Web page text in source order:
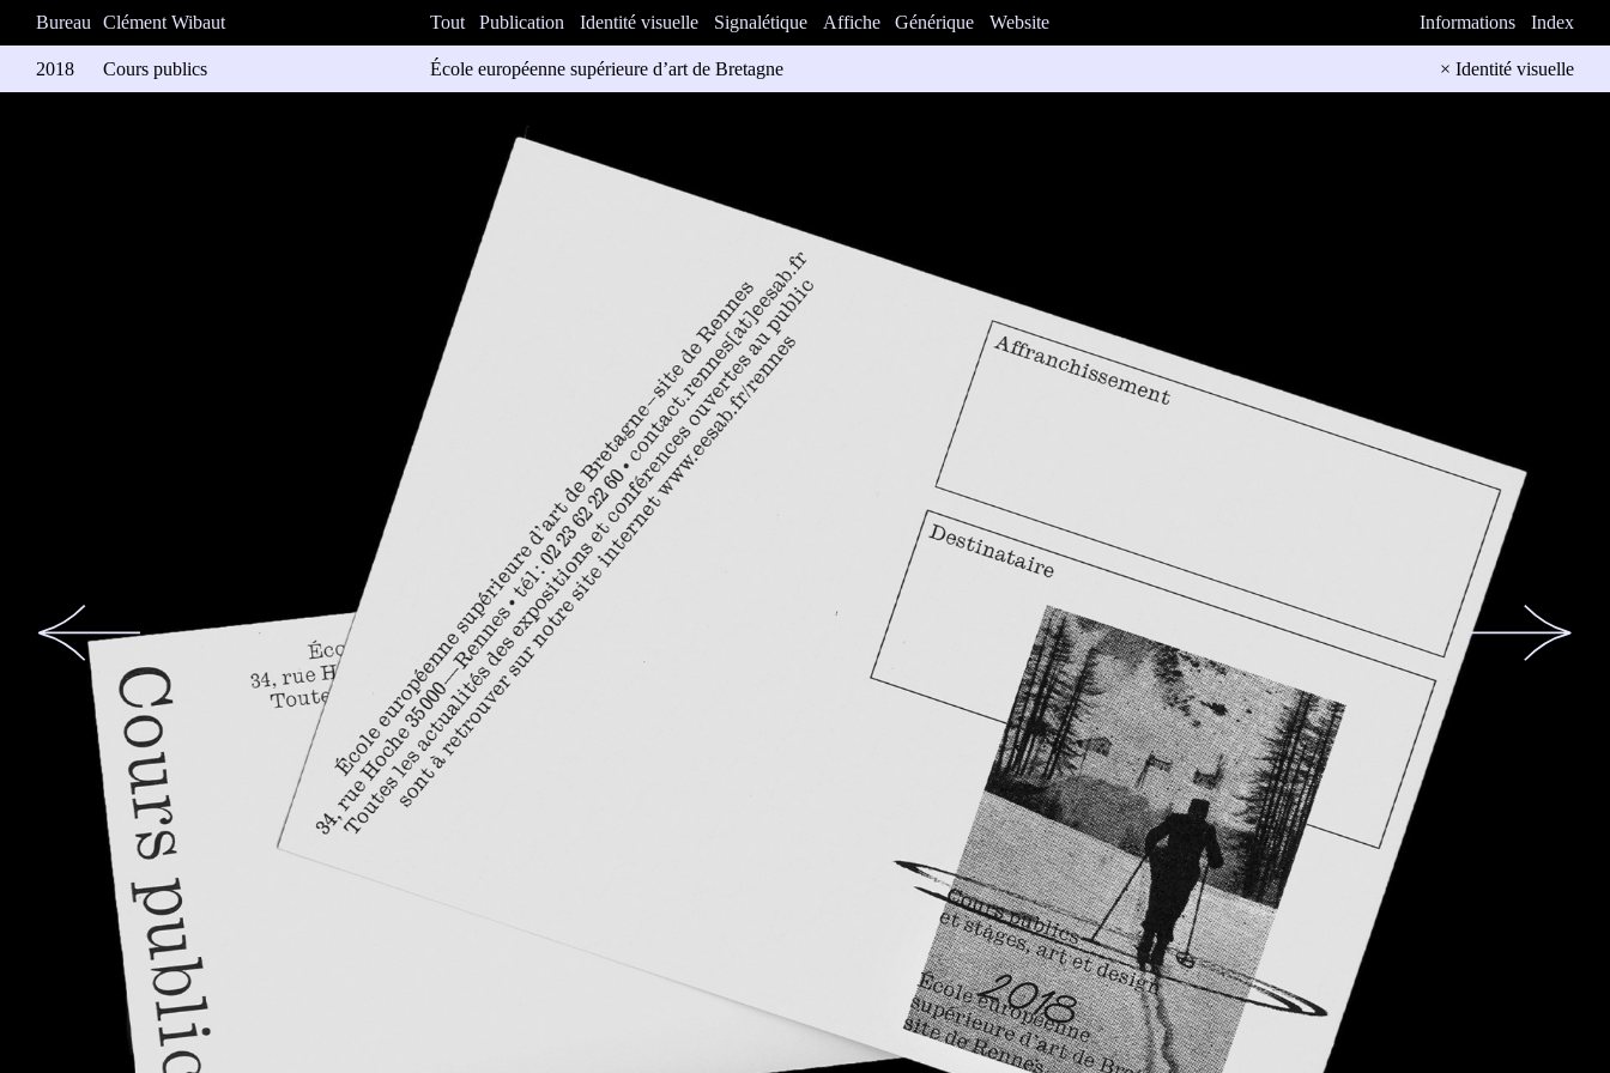
Bureau Clément Wibaut Tout Publication Identité visuelle Signalétique Affiche Générique Website Informations Index
2018 Cours publics École européenne supérieure d’art de Bretagne
Impression: TPI
× Identité visuelle